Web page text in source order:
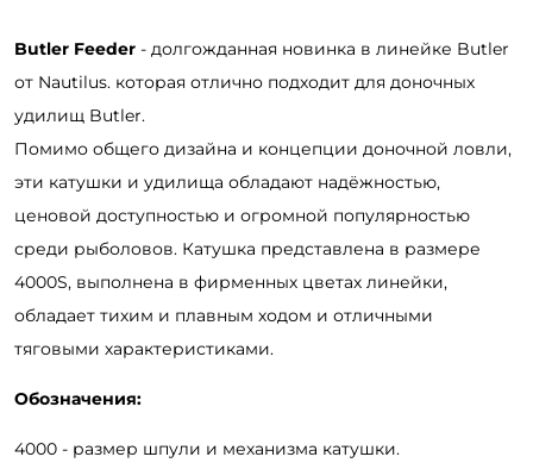
Butler Feeder - долгожданная новинка в линейке Butler
от Nautilus. которая отлично подходит для доночных
удилищ Butler.
Помимо общего дизайна и концепции доночной ловли,
эти катушки и удилища обладают надёжностью,
ценовой доступностью и огромной популярностью
среди рыболовов. Катушка представлена в размере
4000S, выполнена в фирменных цветах линейки,
обладает тихим и плавным ходом и отличными
тяговыми характеристиками.
Обозначения:
4000 - размер шпули и механизма катушки.